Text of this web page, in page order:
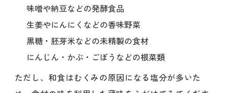
味噌や納豆などの発酵食品
生姜やにんにくなどの香味野菜
黒糖・胚芽米などの未精製の食材
にんじん・かぶ・ごぼうなどの根菜類
ただし、和食はむくみの原因になる塩分が多いた